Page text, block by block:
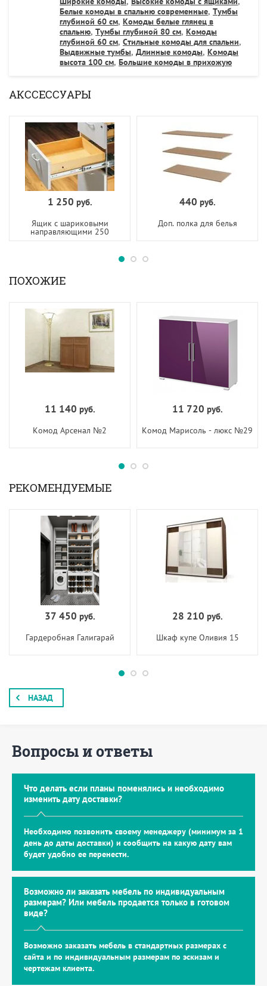
Белые комоды в спальню современные, Тумбы
глубиной 60 см, Комоды белые глянец в
спальню, Тумбы глубиной 80 см, Комоды
глубиной 60 см, Стильные комоды для спальни,
Выдвижные тумбы, Длинные комоды, Комоды
высота 100 см, Большие комоды в прихожую
АКССЕССУАРЫ
1 250 руб.
Ящик с шариковыми
направляющими 250
440 руб.
Доп. полка для белья
ПОХОЖИЕ
11 140 руб.
Комод Арсенал №2
11 720 руб.
Комод Марисоль - люкс №29
РЕКОМЕНДУЕМЫЕ
37 450 руб.
Гардеробная Галигарай
28 210 руб.
Шкаф купе Оливия 15
НАЗАД
Вопросы и ответы
Что делать если планы поменялись и необходимо
изменить дату доставки?
Необходимо позвонить своему менеджеру (минимум за 1
день до даты доставки) и сообщить на какую дату вам
будет удобно ее перенести.
Возможно ли заказать мебель по индивидуальным
размерам? Или мебель продается только в готовом
виде?
Возможно заказать мебель в стандартных размерах с
сайта и по индивидуальным размерам по эскизам и
чертежам клиента.